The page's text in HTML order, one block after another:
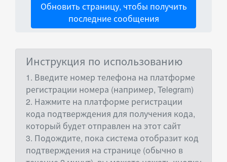
Обновить страницу, чтобы получить
последние сообщения
Инструкция по использованию
1. Введите номер телефона на платформе
регистрации номера (например, Telegram)
2. Нажмите на платформе регистрации
кода подтверждения для получения кода,
который будет отправлен на этот сайт
3. Подождите, пока система отобразит код
подтверждения на странице (обычно в